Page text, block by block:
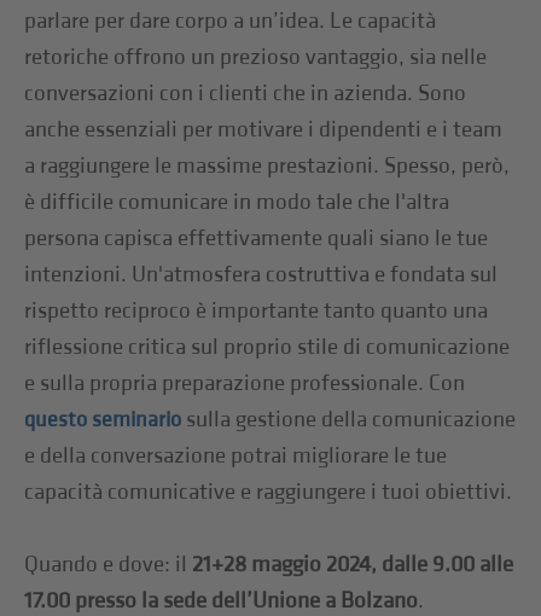
parlare per dare corpo a un’idea. Le capacità
retoriche offrono un prezioso vantaggio, sia nelle
conversazioni con i clienti che in azienda. Sono
anche essenziali per motivare i dipendenti e i team
a raggiungere le massime prestazioni. Spesso, però,
è difficile comunicare in modo tale che l'altra
persona capisca effettivamente quali siano le tue
intenzioni. Un'atmosfera costruttiva e fondata sul
rispetto reciproco è importante tanto quanto una
riflessione critica sul proprio stile di comunicazione
e sulla propria preparazione professionale. Con
questo seminario sulla gestione della comunicazione
e della conversazione potrai migliorare le tue
capacità comunicative e raggiungere i tuoi obiettivi.
Quando e dove: il 21+28 maggio 2024, dalle 9.00 alle
17.00 presso la sede dell’Unione a Bolzano.